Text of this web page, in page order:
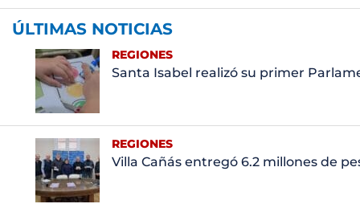
ÚLTIMAS NOTICIAS
REGIONES
Santa Isabel realizó su primer
REGIONES
Villa Cañás entregó 6.2 millones de